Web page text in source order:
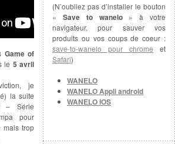
Game of
le 5 avril
je
la suite
– Série
pour
mais trop
(N’oubliez pas d’installer le bouton
« Save to wanelo» à votre
navigateur, pour sauver vos
produits ou vos coups de coeur :
save-to-wanelo pour chrome et
Safari)
WANELO
WANELO Appli android
WANELO IOS